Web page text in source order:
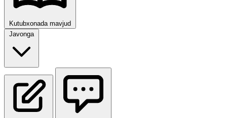
Kutubxonada mavjud
Javonga